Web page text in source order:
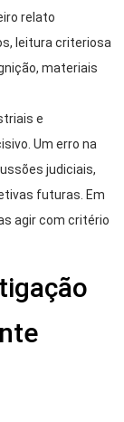
relato
leitura criteriosa
materiais
e
Um erro na
judiciais,
futuras. Em
agir com critério